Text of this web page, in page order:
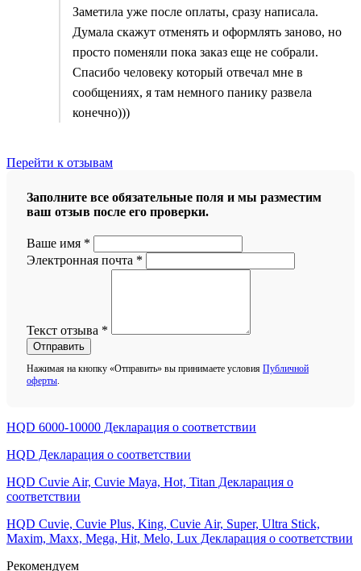
Заметила уже после оплаты, сразу написала.
Думала скажут отменять и оформлять заново, но
просто поменяли пока заказ еще не собрали.
Спасибо человеку который отвечал мне в
сообщениях, я там немного панику развела
конечно)))
Перейти к отзывам
Заполните все обязательные поля и мы разместим
ваш отзыв после его проверки.
Ваше имя *
Электронная почта *
Текст отзыва *
Отправить
Нажимая на кнопку «Отправить» вы принимаете условия Публичной
оферты.
HQD 6000-10000 Декларация о соответствии
HQD Декларация о соответствии
HQD Cuvie Air, Cuvie Maya, Hot, Titan Декларация о
соответствии
HQD Cuvie, Cuvie Plus, King, Cuvie Аir, Super, Ultra Stick,
Maxim, Махх, Mega, Hit, Меlо, Lux Декларация о соответствии
Рекомендуем